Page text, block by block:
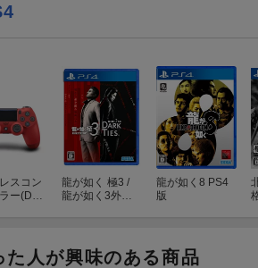
ル オリジナルサントラ
録されているサウンドトラックになりま
前線
スコン
ー(DUA
龍が如く 極3 /
龍が如く3外伝
龍が如く8 PS4
版
た人が興味のある商品